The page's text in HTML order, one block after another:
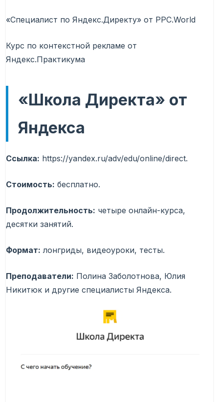
«Специалист по Яндекс.Директу» от PPC.World
Курс по контекстной рекламе от
Яндекс.Практикума
«Школа Директа» от
Яндекса
Ссылка: https://yandex.ru/adv/edu/online/direct.
Стоимость: бесплатно.
Продолжительность: четыре онлайн-курса,
десятки занятий.
Формат: лонгриды, видеоуроки, тесты.
Преподаватели: Полина Заболотнова, Юлия
Никитюк и другие специалисты Яндекса.